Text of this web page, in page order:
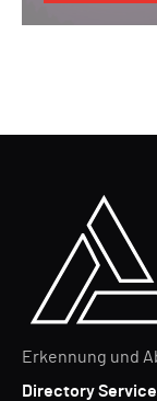
Erkennung und
Directory